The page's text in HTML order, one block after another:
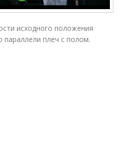
исходного положения
параллели плеч с полом.